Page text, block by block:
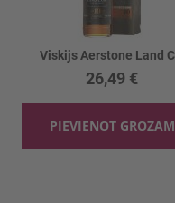
26,49 €
PIEVIENOT GROZAM